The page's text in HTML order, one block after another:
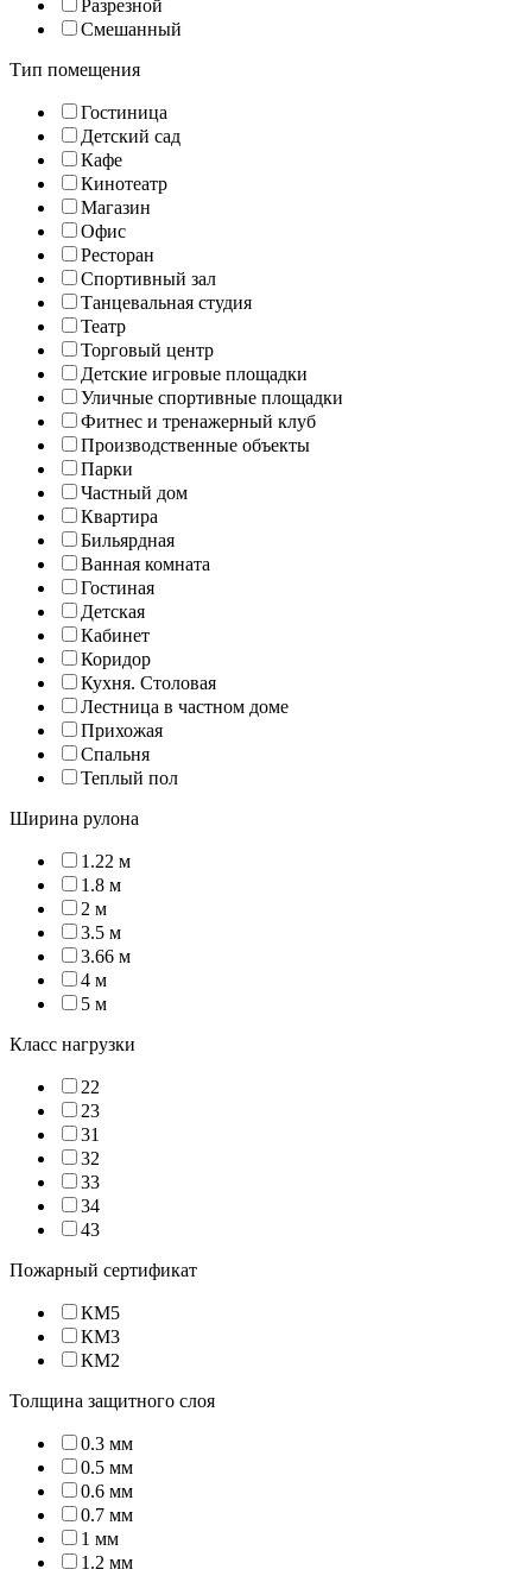
Разрезной
Смешанный
Тип помещения
Гостиница
Детский сад
Кафе
Кинотеатр
Магазин
Офис
Ресторан
Спортивный зал
Танцевальная студия
Театр
Торговый центр
Детские игровые площадки
Уличные спортивные площадки
Фитнес и тренажерный клуб
Производственные объекты
Парки
Частный дом
Квартира
Бильярдная
Ванная комната
Гостиная
Детская
Кабинет
Коридор
Кухня. Столовая
Лестница в частном доме
Прихожая
Спальня
Теплый пол
Ширина рулона
1.22 м
1.8 м
2 м
3.5 м
3.66 м
4 м
5 м
Класс нагрузки
22
23
31
32
33
34
43
Пожарный сертификат
КМ5
КМ3
КМ2
Толщина защитного слоя
0.3 мм
0.5 мм
0.6 мм
0.7 мм
1 мм
1.2 мм